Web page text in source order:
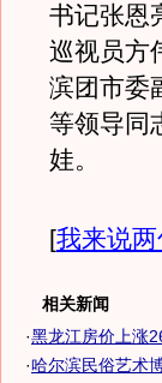
书记张恩
巡视员方
滨团市委
等领导同
娃。
[我来说两
相关新闻
·黑龙江房价上涨
·哈尔滨民俗艺术